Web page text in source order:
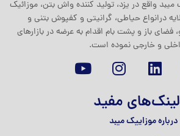
واقع در یزد، تولید کننده واش بتن، موزائیک
درانواع حیاطی، گرانیتی و کفپوش بتنی و
فضای باز و پشت بام اقدام به عرضه در بازارهای
و خارجی نموده است.
لینک‌های مفید
درباره موزاییک میبد